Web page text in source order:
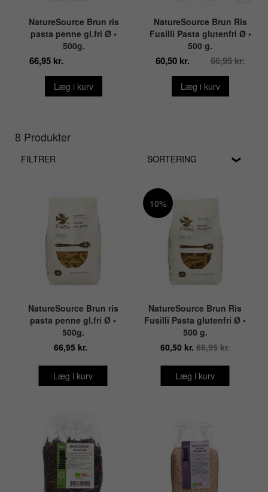
NatureSource Brun ris
pasta penne gl.fri Ø •
500g.
66,95 kr.
Læg i kurv
NatureSource Brun Ris
Fusilli Pasta glutenfri Ø •
500 g.
60,50 kr. 66,95 kr.
Læg i kurv
8 Produkter
FILTRER SORTERING
NatureSource Brun ris
pasta penne gl.fri Ø •
500g.
66,95 kr.
Læg i kurv
10%
NatureSource Brun Ris
Fusilli Pasta glutenfri Ø •
500 g.
60,50 kr. 66,95 kr.
Læg i kurv